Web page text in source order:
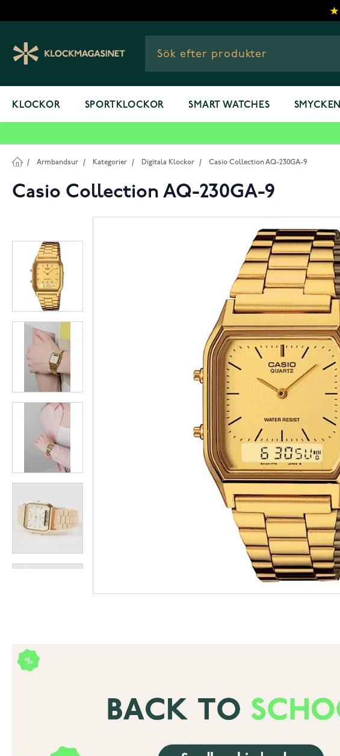
KLOCKOR SPORTKLOCKOR SMART WATCHES SMYCKEN
/ Armbandsur / Kategorier / Digitala Klockor / Casio Collection AQ-230GA-9
Casio Collection AQ-230GA-9